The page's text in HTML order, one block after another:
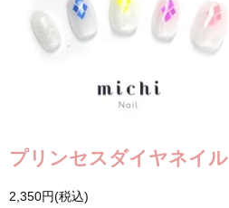
プリンセスダイヤネイル
2,350円(税込)